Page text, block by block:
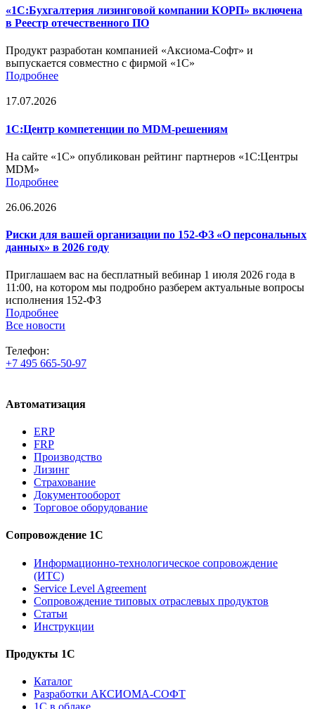
«1С:Бухгалтерия лизинговой компании КОРП» включена
в Реестр отечественного ПО
Продукт разработан компанией «Аксиома-Софт» и
выпускается совместно с фирмой «1С»
Подробнее
17.07.2026
1С:Центр компетенции по MDM-решениям
На сайте «1С» опубликован рейтинг партнеров «1С:Центры
MDM»
Подробнее
26.06.2026
Риски для вашей организации по 152-ФЗ «О персональных
данных» в 2026 году
Приглашаем вас на бесплатный вебинар 1 июля 2026 года в
11:00, на котором мы подробно разберем актуальные вопросы
исполнения 152-ФЗ
Подробнее
Все новости
Телефон:
+7 495 665-50-97
Автоматизация
ERP
FRP
Производство
Лизинг
Страхование
Документооборот
Торговое оборудование
Сопровождение 1С
Информационно-технологическое сопровождение
(ИТС)
Service Level Agreement
Сопровождение типовых отраслевых продуктов
Статьи
Инструкции
Продукты 1С
Каталог
Разработки АКСИОМА-СОФТ
1С в облаке